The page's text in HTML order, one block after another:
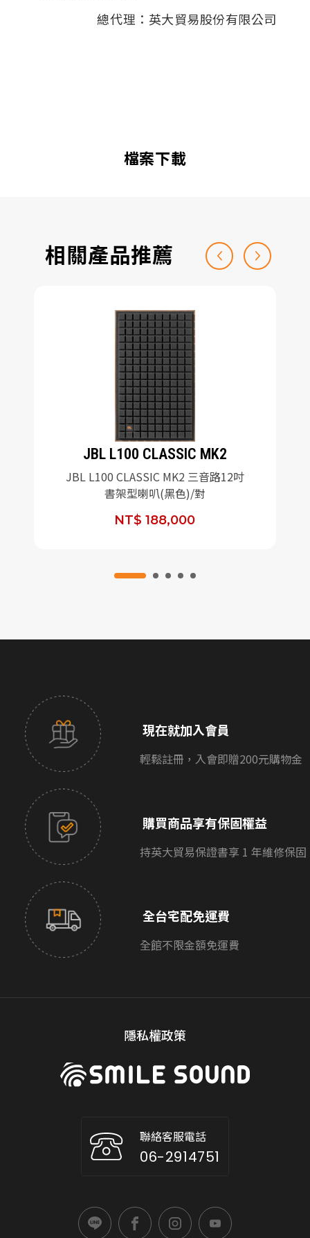
總代理：英大貿易股份有限公司
檔案下載
相關產品推薦
JBL L100 CLASSIC MK2
JBL L100 CLASSIC MK2 三音路12吋
書架型喇叭(黑色)/對
NT$ 188,000
現在就加入會員
輕鬆註冊，入會即贈200元購物金
購買商品享有保固權益
持英大貿易保證書享 1 年維修保固
全台宅配免運費
全館不限金額免運費
隱私權政策
聯絡客服電話
06-2914751